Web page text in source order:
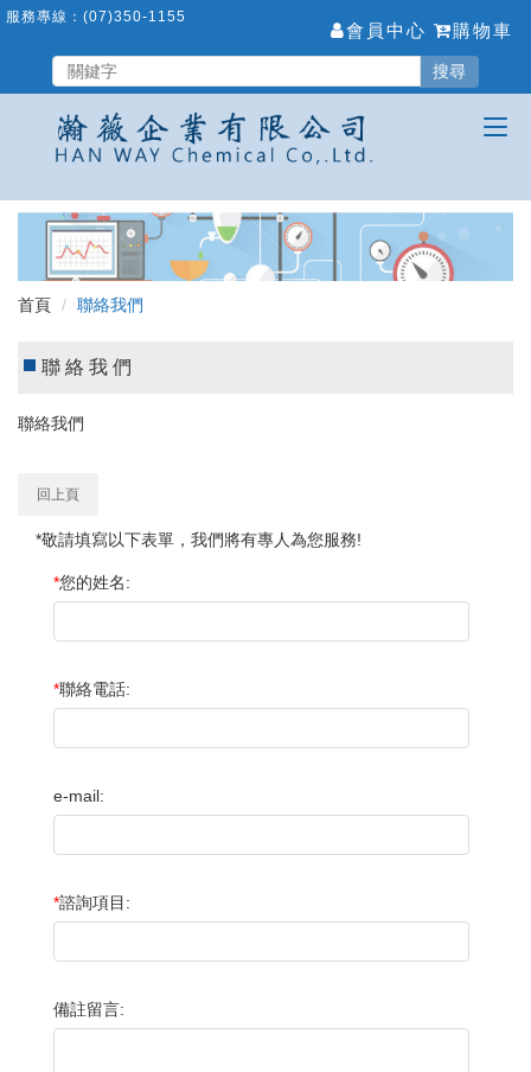
跳
要
服務專線： (07)350-1155
會員中心 購物車
搜尋
首頁 聯絡我們
聯絡我們
聯絡我們
回上頁
*敬請填寫以下表單，我們將有專人為您服務!
*您的姓名:
*聯絡電話:
e-mail:
*諮詢項目:
備註留言: